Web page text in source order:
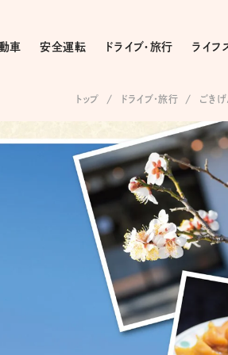
車 安全運転 ドライブ・旅行 ライフ
トップ ドライブ･旅行 ごきげ